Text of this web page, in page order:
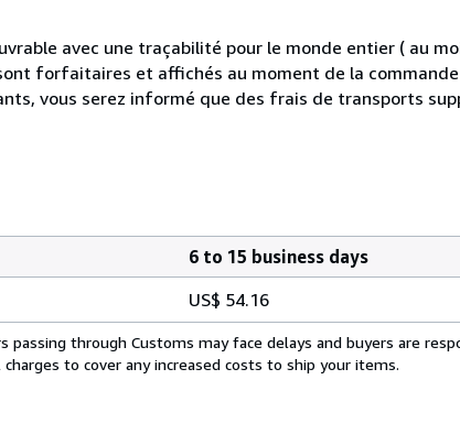
avec une traçabilité pour le monde entier ( au
forfaitaires et affichés au moment de la commande
vous serez informé que des frais de transports
6 to 15 business days
US$ 54.16
through Customs may face delays and buyers are
to cover any increased costs to ship your items.